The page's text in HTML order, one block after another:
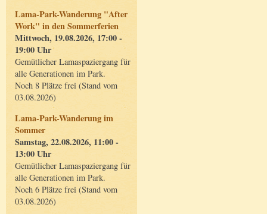
Lama-Park-Wanderung "After
Work" in den Sommerferien
Mittwoch, 19.08.2026, 17:00 -
19:00 Uhr
Gemütlicher Lamaspaziergang für
alle Generationen im Park.
Noch 8 Plätze frei (Stand vom
03.08.2026)
Lama-Park-Wanderung im
Sommer
Samstag, 22.08.2026, 11:00 -
13:00 Uhr
Gemütlicher Lamaspaziergang für
alle Generationen im Park.
Noch 6 Plätze frei (Stand vom
03.08.2026)